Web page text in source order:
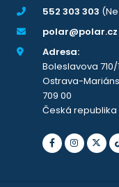
552 303 303
polar@polar.cz
Adresa:
Boleslavova 710/
Ostrava-
709 00
Česká republika